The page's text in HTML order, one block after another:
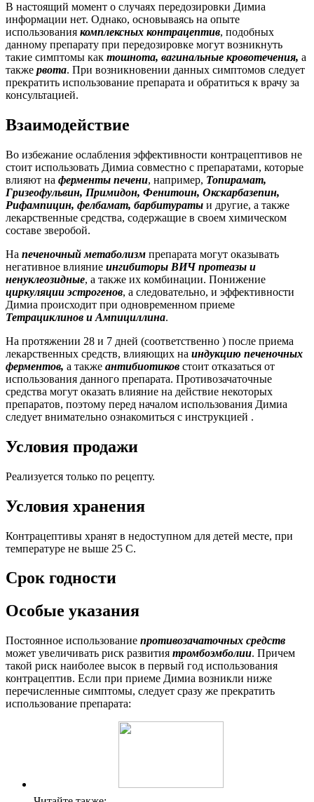
В настоящий момент о случаях передозировки Димиа
информации нет. Однако, основываясь на опыте
использования комплексных контрацептив, подобных
данному препарату при передозировке могут возникнуть
такие симптомы как тошнота, вагинальные кровотечения, а
также рвота. При возникновении данных симптомов следует
прекратить использование препарата и обратиться к врачу за
консультацией.
Взаимодействие
Во избежание ослабления эффективности контрацептивов не
стоит использовать Димиа совместно с препаратами, которые
влияют на ферменты печени, например, Топирамат,
Гризеофульвин, Примидон, Фенитоин, Окскарбазепин,
Рифампицин, фелбамат, барбитураты и другие, а также
лекарственные средства, содержащие в своем химическом
составе зверобой.
На печеночный метаболизм препарата могут оказывать
негативное влияние ингибиторы ВИЧ протеазы и
ненуклеозидные, а также их комбинации. Понижение
циркуляции эстрогенов, а следовательно, и эффективности
Димиа происходит при одновременном приеме
Тетрациклинов и Ампициллина.
На протяжении 28 и 7 дней (соответственно ) после приема
лекарственных средств, влияющих на индукцию печеночных
ферментов, а также антибиотиков стоит отказаться от
использования данного препарата. Противозачаточные
средства могут оказать влияние на действие некоторых
препаратов, поэтому перед началом использования Димиа
следует внимательно ознакомиться с инструкцией .
Условия продажи
Реализуется только по рецепту.
Условия хранения
Контрацептивы хранят в недоступном для детей месте, при
температуре не выше 25 C.
Срок годности
Особые указания
Постоянное использование противозачаточных средств
может увеличивать риск развития тромбоэмболии. Причем
такой риск наиболее высок в первый год использования
контрацептив. Если при приеме Димиа возникли ниже
перечисленные симптомы, следует сразу же прекратить
использование препарата: